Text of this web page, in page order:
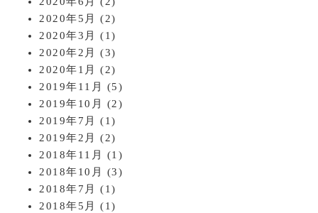
2020年5月
(2)
2020年3月
(1)
2020年2月
(3)
2020年1月
(2)
2019年11月
(5)
2019年10月
(2)
2019年7月
(1)
2019年2月
(2)
2018年11月
(1)
2018年10月
(3)
2018年7月
(1)
2018年5月
(1)